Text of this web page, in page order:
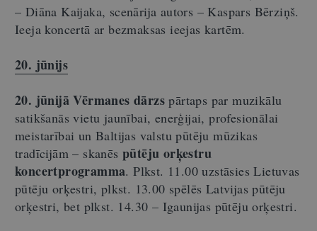
– Diāna Kaijaka, scenārija autors – Kaspars Bērziņš.
Ieeja koncertā ar bezmaksas ieejas kartēm.
20. jūnijs
20. jūnijā Vērmanes dārzs pārtaps par muzikālu
satikšanās vietu jaunībai, enerģijai, profesionālai
meistarībai un Baltijas valstu pūtēju mūzikas
tradīcijām – skanēs pūtēju orķestru
koncertprogramma. Plkst. 11.00 uzstāsies Lietuvas
pūtēju orķestri, plkst. 13.00 spēlēs Latvijas pūtēju
orķestri, bet plkst. 14.30 – Igaunijas pūtēju orķestri.